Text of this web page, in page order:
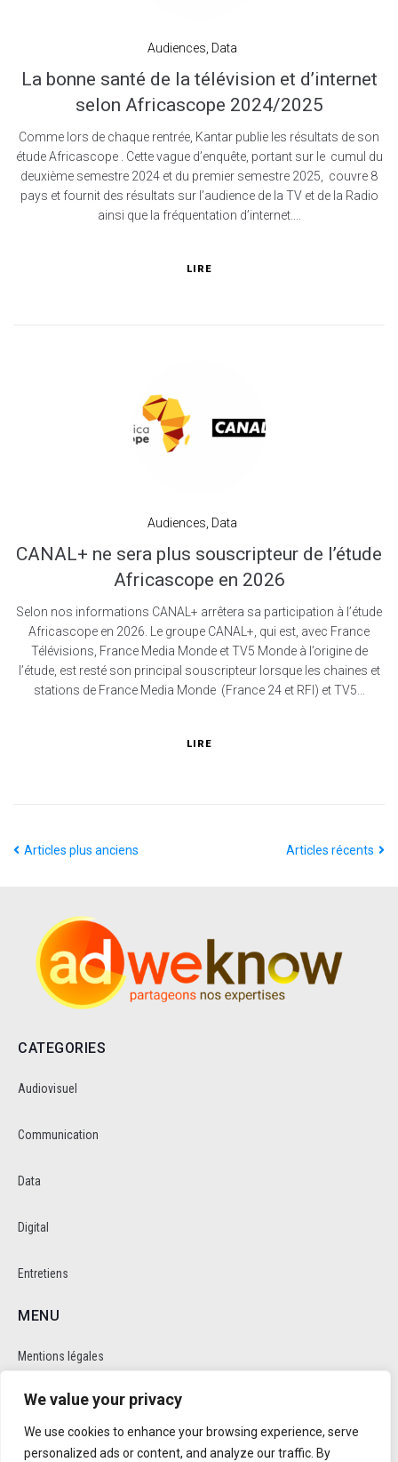
We value your privacy
We use cookies to enhance your browsing experience, serve
personalized ads or content, and analyze our traffic. By
Audiences Data
La bonne santé de la télévision et d’internet
selon Africascope 2024/2025
Comme lors de chaque rentrée, Kantar publie les résultats de son
étude Africascope . Cette vague d’enquête, portant sur le cumul du
deuxième semestre 2024 et du premier semestre 2025, couvre 8
pays et fournit des résultats sur l’audience de la TV et de la Radio
ainsi que la fréquentation d’internet....
LIRE
Audiences Data
CANAL+ ne sera plus souscripteur de l’étude
Africascope en 2026
Selon nos informations CANAL+ arrêtera sa participation à l’étude
Africascope en 2026. Le groupe CANAL+, qui est, avec France
Télévisions, France Media Monde et TV5 Monde à l’origine de
l’étude, est resté son principal souscripteur lorsque les chaines et
stations de France Media Monde (France 24 et RFI) et TV5...
LIRE
Articles plus anciens Articles récents
CATEGORIES
Audiovisuel
Communication
Data
Digital
Entretiens
MENU
Mentions légales
Politique de cookie et de confidentalité
RÉSEAUX SOCIAUX